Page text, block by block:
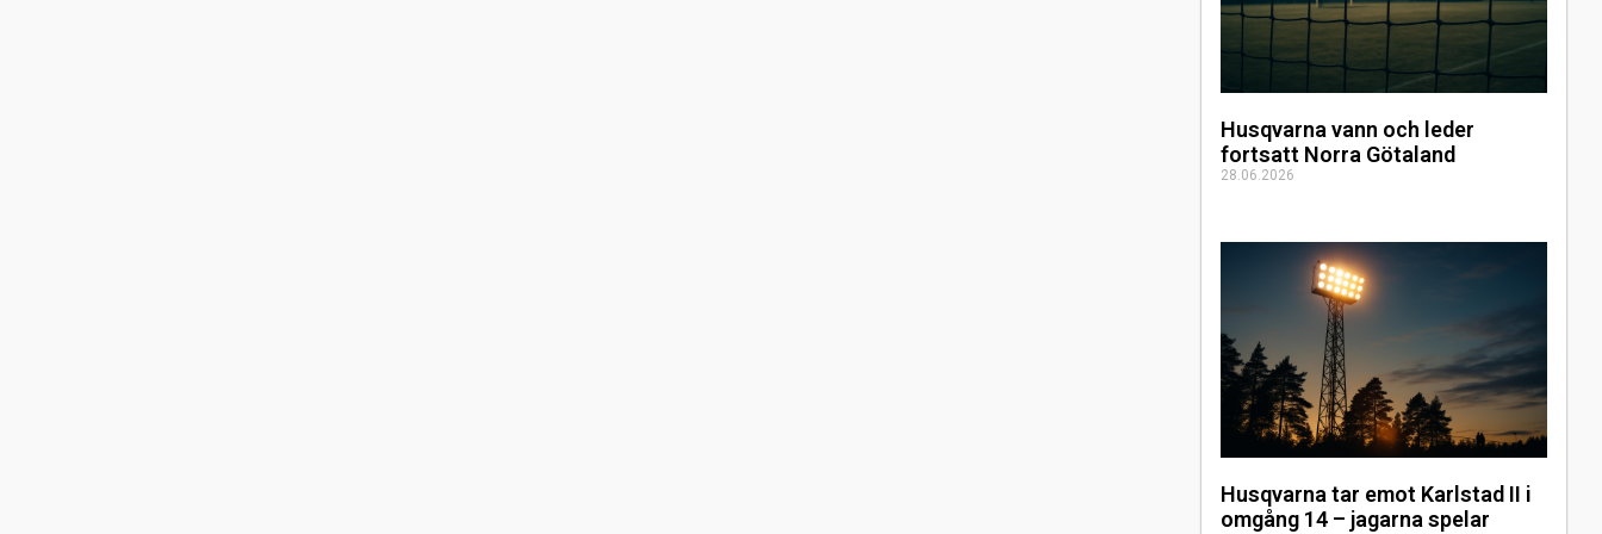
Husqvarna vann och leder
fortsatt Norra Götaland
28.06.2026
Husqvarna tar emot Karlstad II i
omgång 14 – jagarna spelar